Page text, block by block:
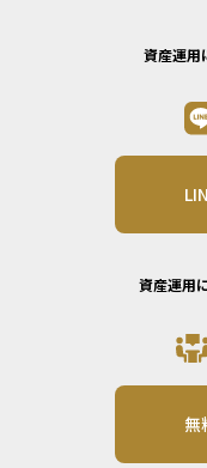
資産運用
資産運用
無